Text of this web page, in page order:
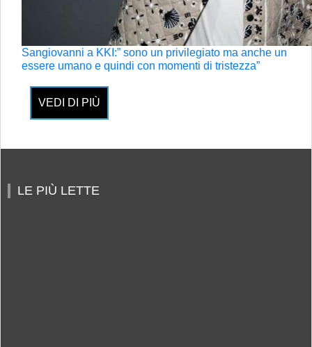
Sangiovanni a KKI:” sono un privilegiato ma anche un
essere umano e quindi con momenti di tristezza”
VEDI DI PIÙ
LE PIÙ LETTE